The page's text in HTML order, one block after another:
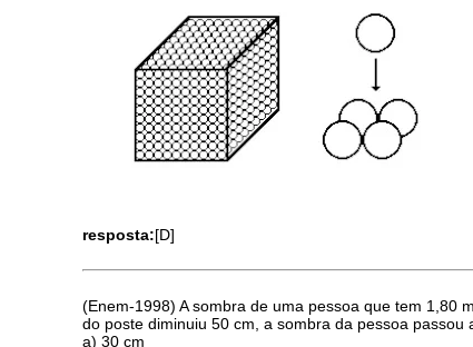
resposta:[D]
(Enem-1998) A sombra de uma pessoa que tem 1,80
do poste diminuiu 50 cm, a sombra da pessoa passou
a) 30 cm